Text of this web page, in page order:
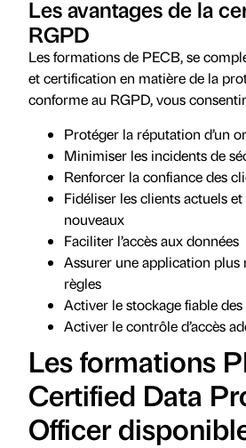
Les avantages de la
RGPD
Les formations de PECB, se
et certification en matière de la
conforme au RGPD, vous
Protéger la réputation d’un
Minimiser les incidents de
Renforcer la confiance des
Fidéliser les clients actuels et
nouveaux
Faciliter l’accès aux données
Assurer une application plus
règles
Activer le stockage fiable
Activer le contrôle d’accès
Les formations
Certified Data
Officer